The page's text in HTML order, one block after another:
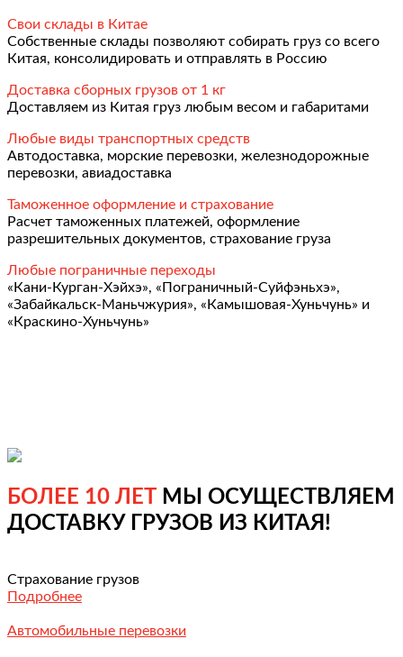
Свои склады в Китае
Собственные склады позволяют собирать груз со всего
Китая, консолидировать и отправлять в Россию
Доставка сборных грузов от 1 кг
Доставляем из Китая груз любым весом и габаритами
Любые виды транспортных средств
Автодоставка, морские перевозки, железнодорожные
перевозки, авиадоставка
Таможенное оформление и страхование
Расчет таможенных платежей, оформление
разрешительных документов, страхование груза
Любые пограничные переходы
«Кани-Курган-Хэйхэ», «Пограничный-Суйфэньхэ»,
«Забайкальск-Маньчжурия», «Камышовая-Хуньчунь» и
«Краскино-Хуньчунь»
БОЛЕЕ 10 ЛЕТ МЫ ОСУЩЕСТВЛЯЕМ
ДОСТАВКУ ГРУЗОВ ИЗ КИТАЯ!
Страхование грузов
Подробнее
Автомобильные перевозки